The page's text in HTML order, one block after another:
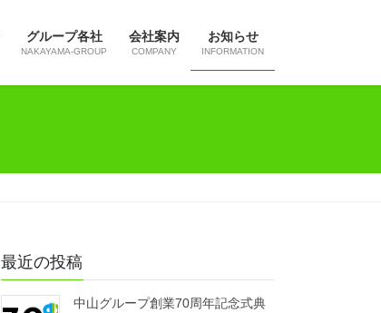
グループ各社
NAKAYAMA-GROUP
会社案内
COMPANY
お知らせ
INFORMATION
最近の投稿
中山グループ創業70周年記念式典